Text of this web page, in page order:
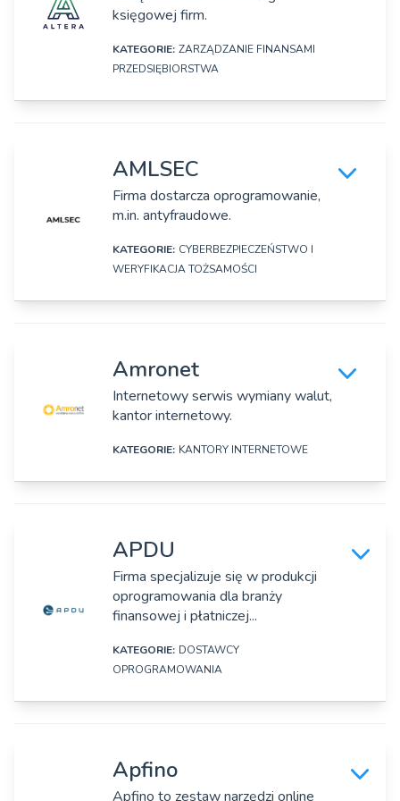
Monika Hanus, Marcin Nowicki
Ul. Grunwaldzka 182, Poznań
Strona www:
księgowej firm.
KATEGORIE: ZARZĄDZANIE FINANSAMI
PRZEDSIĘBIORSTWA
Nazwa firmy:
Altera, sp. z o.o.
Adres:
Ul. Jackowskiego 1A/4, Bydgoszcz
https://altera.co/
Osoby zarządzające:
Arkadiusz Lewandowski
AMLSEC
Firma dostarcza oprogramowanie,
m.in. antyfraudowe.
KATEGORIE: CYBERBEZPIECZEŃSTWO I
WERYFIKACJA TOŻSAMOŚCI
Nazwa firmy:
Ul. Ignacego Mościckiego 1, Puławy
Strona www:
Osoby zarządzające:
Amronet
Internetowy serwis wymiany walut,
kantor internetowy.
KATEGORIE: KANTORY INTERNETOWE
Nazwa firmy:
Payholding Sp. z o.o.
ul. Gwiaździsta 66/22, Wrocław
Strona www:
Osoby zarządzające:
APDU
Firma specjalizuje się w produkcji
oprogramowania dla branży
finansowej i płatniczej...
KATEGORIE: DOSTAWCY
OPROGRAMOWANIA
Nazwa firmy:
APDU Sp. z o.o.Apfino
Apfino to zestaw narzędzi online